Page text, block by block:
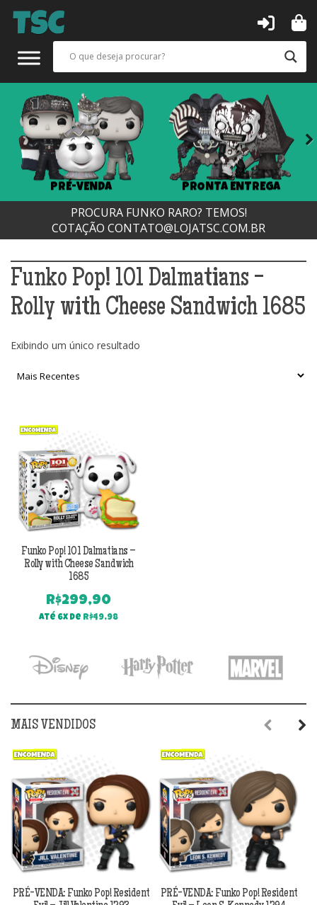
PRÉ-VENDA PRONTA ENTREGA
Next
PROCURA FUNKO RARO? TEMOS!
COTAÇÃO CONTATO@LOJATSC.COM.BR
Funko Pop! 101 Dalmatians -
Rolly with Cheese Sandwich 1685
Exibindo um único resultado
Funko Pop! 101 Dalmatians –
Rolly with Cheese Sandwich
1685
R$299,90
Até 6x de R$49,98
MAIS VENDIDOS
PRÉ-VENDA: Funko Pop! Resident
PRÉ-VENDA: Funko Pop! Resident